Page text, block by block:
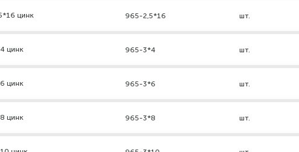
цинк 965-2,5*16 шт.
цинк 965-3*4 шт.
цинк 965-3*6 шт.
цинк 965-3*8 шт.